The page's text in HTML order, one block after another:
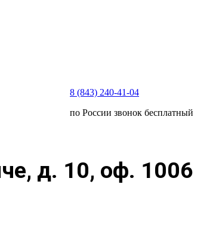
8 (843) 240-41-04
по России звонок бесплатный
д. 10, оф. 1006